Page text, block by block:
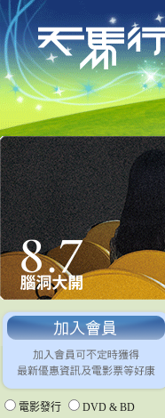
電影發行 DVD & BD